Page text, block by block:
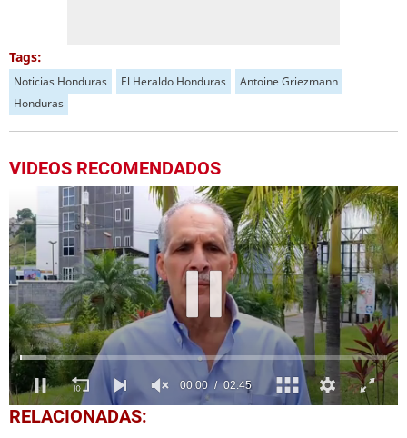
Tags:
Noticias Honduras El Heraldo Honduras
Antoine Griezmann
Honduras
VIDEOS RECOMENDADOS
0
seconds
RELACIONADAS: